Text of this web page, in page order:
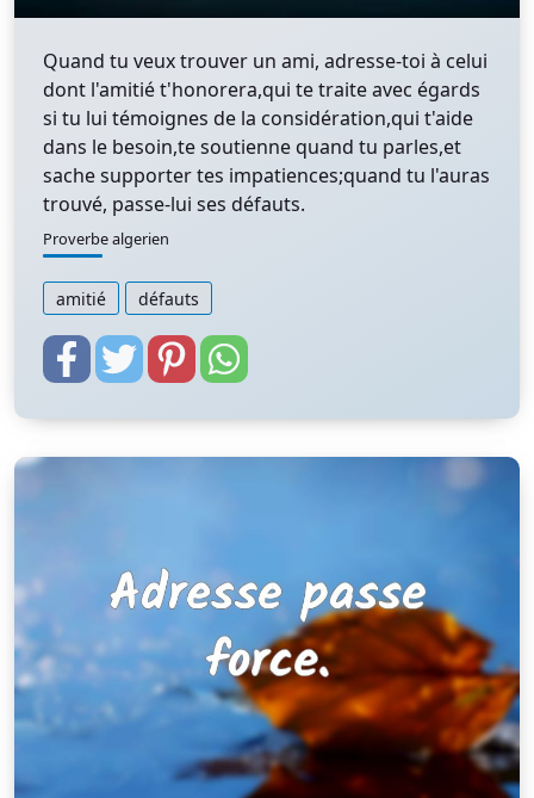
Quand tu veux trouver un ami, adresse-toi à celui
dont l'amitié t'honorera,qui te traite avec égards
si tu lui témoignes de la considération,qui t'aide
dans le besoin,te soutienne quand tu parles,et
sache supporter tes impatiences;quand tu l'auras
trouvé, passe-lui ses défauts.
Proverbe algerien
amitié défauts